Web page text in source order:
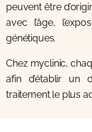
peuvent être
avec l’âge,
génétiques.
Chez myclinic,
afin d’établir un
traitement le plus